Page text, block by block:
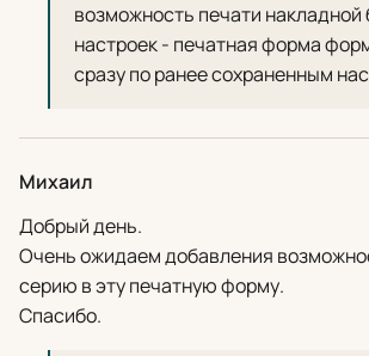
возможность печати накладной
настроек - печатная форма
сразу по ранее сохраненным
Михаил
Добрый день.
Очень ожидаем добавления
серию в эту печатную форму.
Спасибо.